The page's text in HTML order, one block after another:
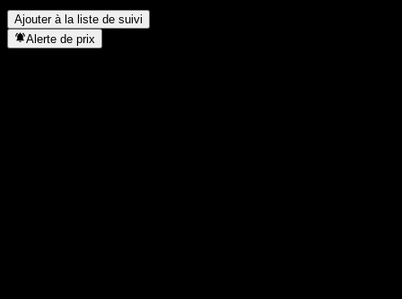
Ajouter à la liste de suivi
Alerte de prix